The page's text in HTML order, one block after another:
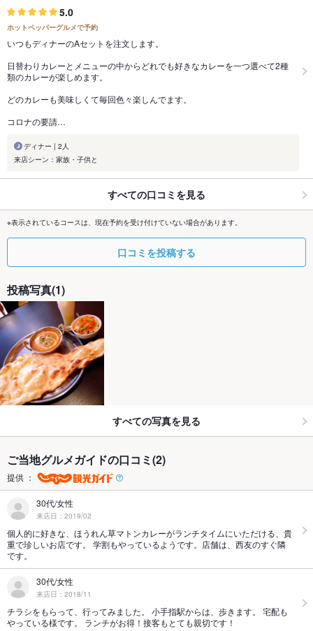
5.0
ホットペッパーグルメで予約
いつもディナーのAセットを注文します。
日替わりカレーとメニューの中からどれでも好きなカレーを一つ選べて2種
類のカレーが楽しめます。
どのカレーも美味しくて毎回色々楽しんでます。
コロナの要請…
ディナー | 2人
来店シーン：家族・子供と
すべての口コミを見る
※表示されているコースは、現在予約を受け付けていない場合があります。
口コミを投稿する
投稿写真(1)
すべての写真を見る
ご当地グルメガイドの口コミ(2)
提供 ：
30代/女性
来店日：2019/02
個人的に好きな、ほうれん草マトンカレーがランチタイムにいただける、貴
重で珍しいお店です。 学割もやっているようです。店舗は、西友のすぐ隣
です。
30代/女性
来店日：2018/11
チラシをもらって、行ってみました。 小手指駅からは、歩きます。 宅配も
やっている様です。 ランチがお得！接客もとても親切です！